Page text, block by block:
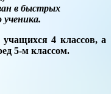
в быстрых
учащихся 4 классов, а
5-м классом.